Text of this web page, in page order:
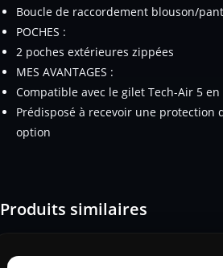
Boucle de raccordement blouson/
POCHES :
2 poches extérieures zippées
MES AVANTAGES :
Compatible avec le gilet Tech-Air 5
Prédisposé à recevoir une protection
option
Produits similaires